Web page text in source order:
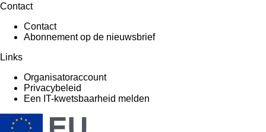
Contact
Contact
Abonnement op de nieuwsbrief
Links
Organisatoraccount
Privacybeleid
Een IT-kwetsbaarheid melden